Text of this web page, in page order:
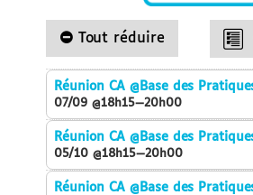
Tout réduire
Réunion CA@Base des
07/09 @18h15—20h00
Réunion CA@Base des
05/10 @18h15—20h00
Réunion CA@Base des